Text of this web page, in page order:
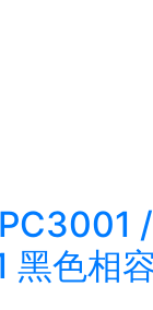
/
黑色相